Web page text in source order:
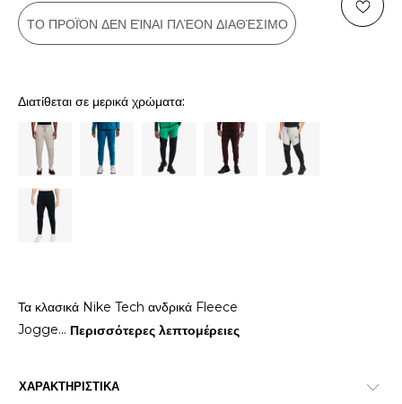
ΤΟ ΠΡΟΪΌΝ ΔΕΝ ΕΊΝΑΙ ΠΛΈΟΝ ΔΙΑΘΈΣΙΜΟ
Διατίθεται σε μερικά χρώματα:
Τα κλασικά Nike Tech ανδρικά Fleece
Jogge... Περισσότερες λεπτομέρειες
ΧΑΡΑΚΤΗΡΙΣΤΙΚΑ